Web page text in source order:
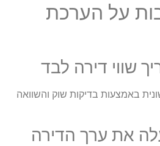
על הערכת
שווי דירה לבד
באמצעות בדיקות שוק והשוואה
את ערך הדירה